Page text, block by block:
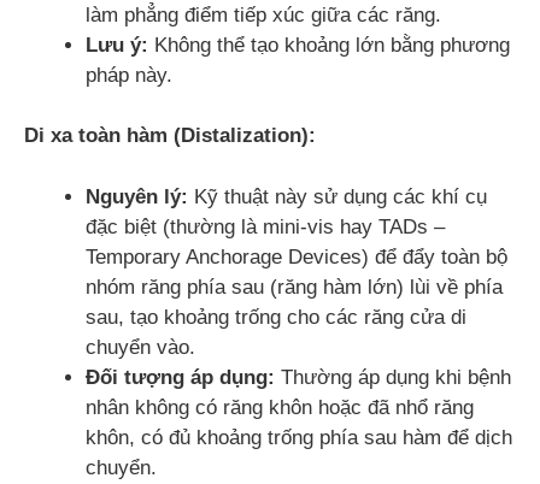
làm phẳng điểm tiếp xúc giữa các răng.
Lưu ý: Không thể tạo khoảng lớn bằng phương
pháp này.
Di xa toàn hàm (Distalization):
Nguyên lý: Kỹ thuật này sử dụng các khí cụ
đặc biệt (thường là mini-vis hay TADs –
Temporary Anchorage Devices) để đẩy toàn bộ
nhóm răng phía sau (răng hàm lớn) lùi về phía
sau, tạo khoảng trống cho các răng cửa di
chuyển vào.
Đối tượng áp dụng: Thường áp dụng khi bệnh
nhân không có răng khôn hoặc đã nhổ răng
khôn, có đủ khoảng trống phía sau hàm để dịch
chuyển.